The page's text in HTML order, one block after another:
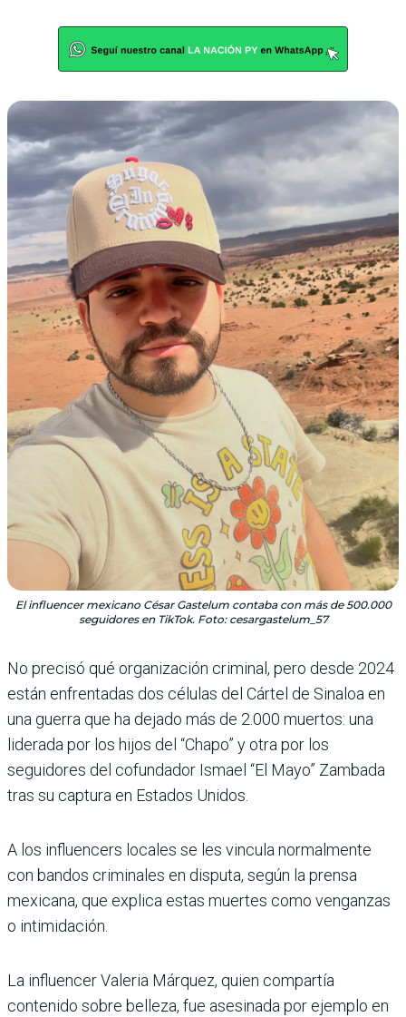
El influencer mexicano César Gastelum contaba con más de 500.000
seguidores en TikTok. Foto: cesargastelum_57
No precisó qué organización criminal, pero desde 2024
están enfrentadas dos células del Cártel de Sinaloa en
una guerra que ha dejado más de 2.000 muertos: una
liderada por los hijos del “Chapo” y otra por los
seguidores del cofundador Ismael “El Mayo” Zambada
tras su captura en Estados Unidos.
A los influencers locales se les vincula normalmente
con bandos criminales en disputa, según la prensa
mexicana, que explica estas muertes como venganzas
o intimidación.
La influencer Valeria Márquez, quien compartía
contenido sobre belleza, fue asesinada por ejemplo en